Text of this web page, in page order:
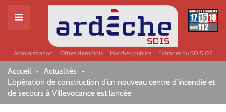
Administration Offres d’emplois Marchés publics Extranet du SDIS 07
Accueil
Actualités
L’opération de construction d’un nouveau centre d’incendie et
de secours à Villevocance est lancée